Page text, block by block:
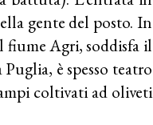
gente del posto. In
fiume Agri, soddisfa il
è spesso teatro
coltivati ad oliveti